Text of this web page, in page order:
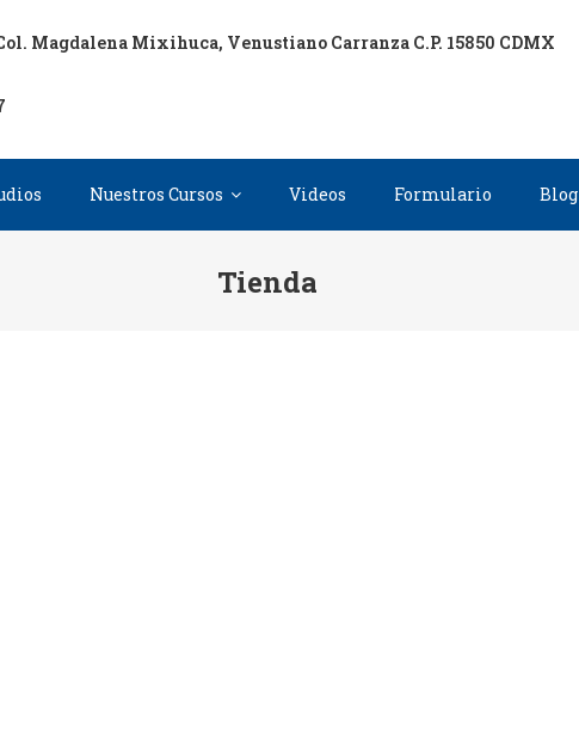
Magdalena Mixihuca, Venustiano Carranza C.P. 15850 CDMX
Nuestros Cursos Videos Formulario Blog
Tienda